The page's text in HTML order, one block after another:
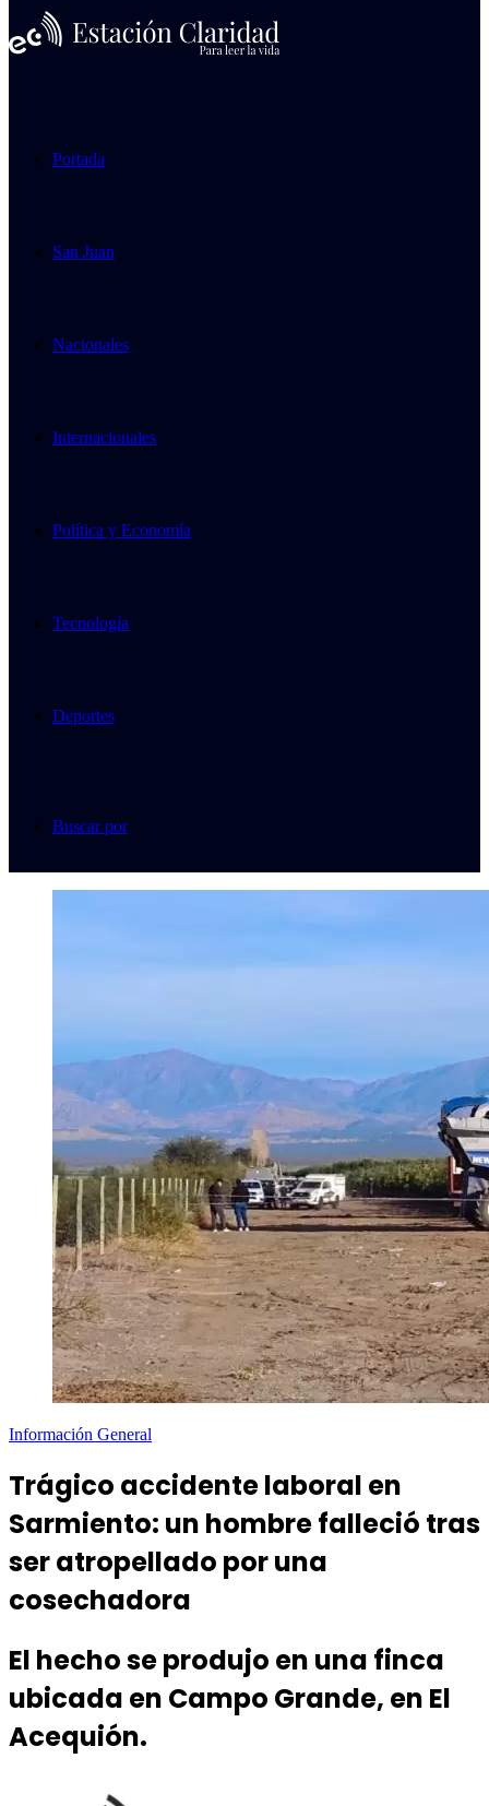
Portada
San Juan
Nacionales
Internacionales
Política y Economía
Tecnología
Deportes
Buscar por
Información General
Trágico accidente laboral en
Sarmiento: un hombre falleció tras
ser atropellado por una
cosechadora
El hecho se produjo en una finca
ubicada en Campo Grande, en El
Acequión.